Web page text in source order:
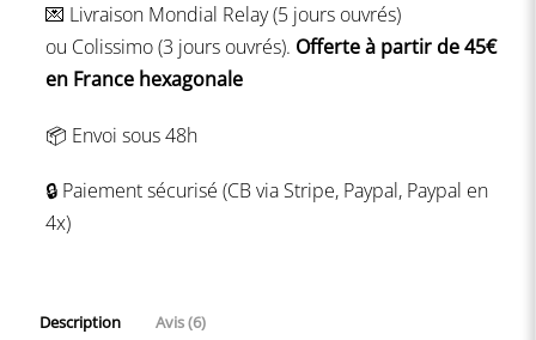
-
à
imprimer
même
💌 Livraison Mondial Relay (5 jours ouvrés)
ou Colissimo (3 jours ouvrés). Offerte à partir de 45€
en France hexagonale
📦 Envoi sous 48h
🔒 Paiement sécurisé (CB via Stripe, Paypal, Paypal en
4x)
Description Avis (6)